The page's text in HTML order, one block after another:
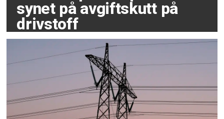
synet på avgiftskutt på
drivstoff